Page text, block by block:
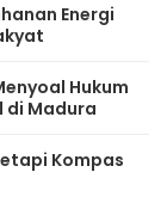
Energi
Hukum
di Madura
Kompas